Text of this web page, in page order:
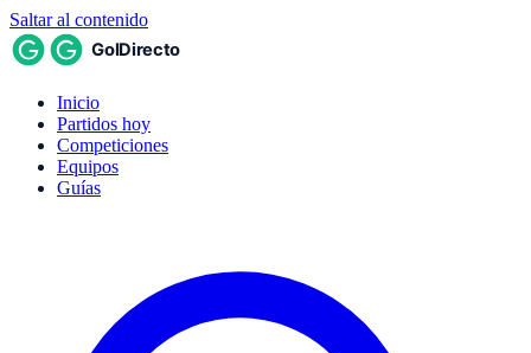
Saltar al contenido
Inicio
Partidos hoy
Competiciones
Equipos
Guías